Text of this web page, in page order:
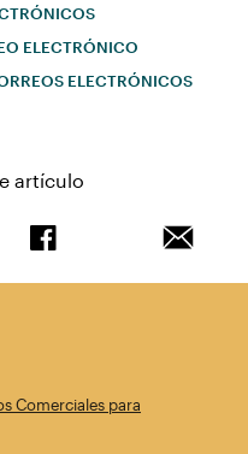
ELECTRÓNICO
ELECTRÓNICOS
artículo
Comerciales para